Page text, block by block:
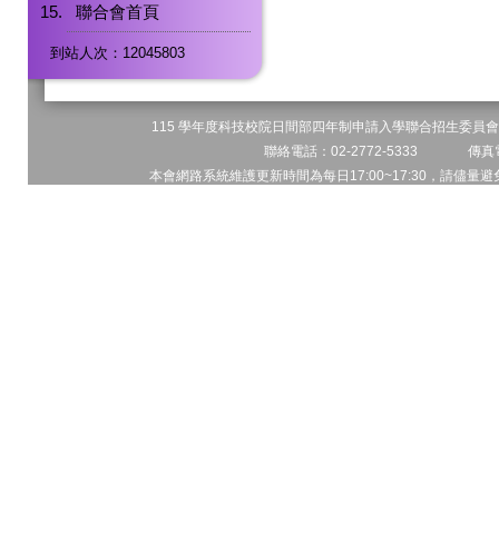
聯合會首頁
到站人次：12045803
115 學年度科技校院日間部四年制申請入學聯合招生委
聯絡電話：02-2772-5333 傳
本會網路系統維護更新時間為每日17:00~17:30，請儘量